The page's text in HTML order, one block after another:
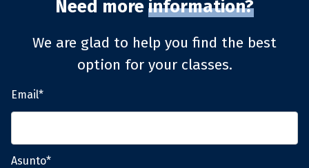
Need moreinformation?
We are glad to help you find the best
option for your classes.
Email*
Asunto*